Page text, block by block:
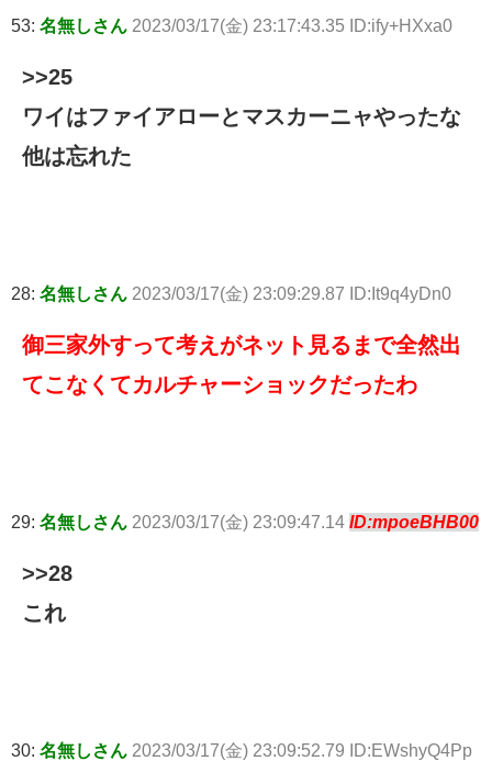
53: 名無しさん 2023/03/17(金) 23:17:43.35 ID:ify+HXxa0
>>25
ワイはファイアローとマスカーニャやったな
他は忘れた
28: 名無しさん 2023/03/17(金) 23:09:29.87 ID:It9q4yDn0
御三家外すって考えがネット見るまで全然出
てこなくてカルチャーショックだったわ
29: 名無しさん 2023/03/17(金) 23:09:47.14 ID:mpoeBHB00
>>28
これ
30: 名無しさん 2023/03/17(金) 23:09:52.79 ID:EWshyQ4Pp